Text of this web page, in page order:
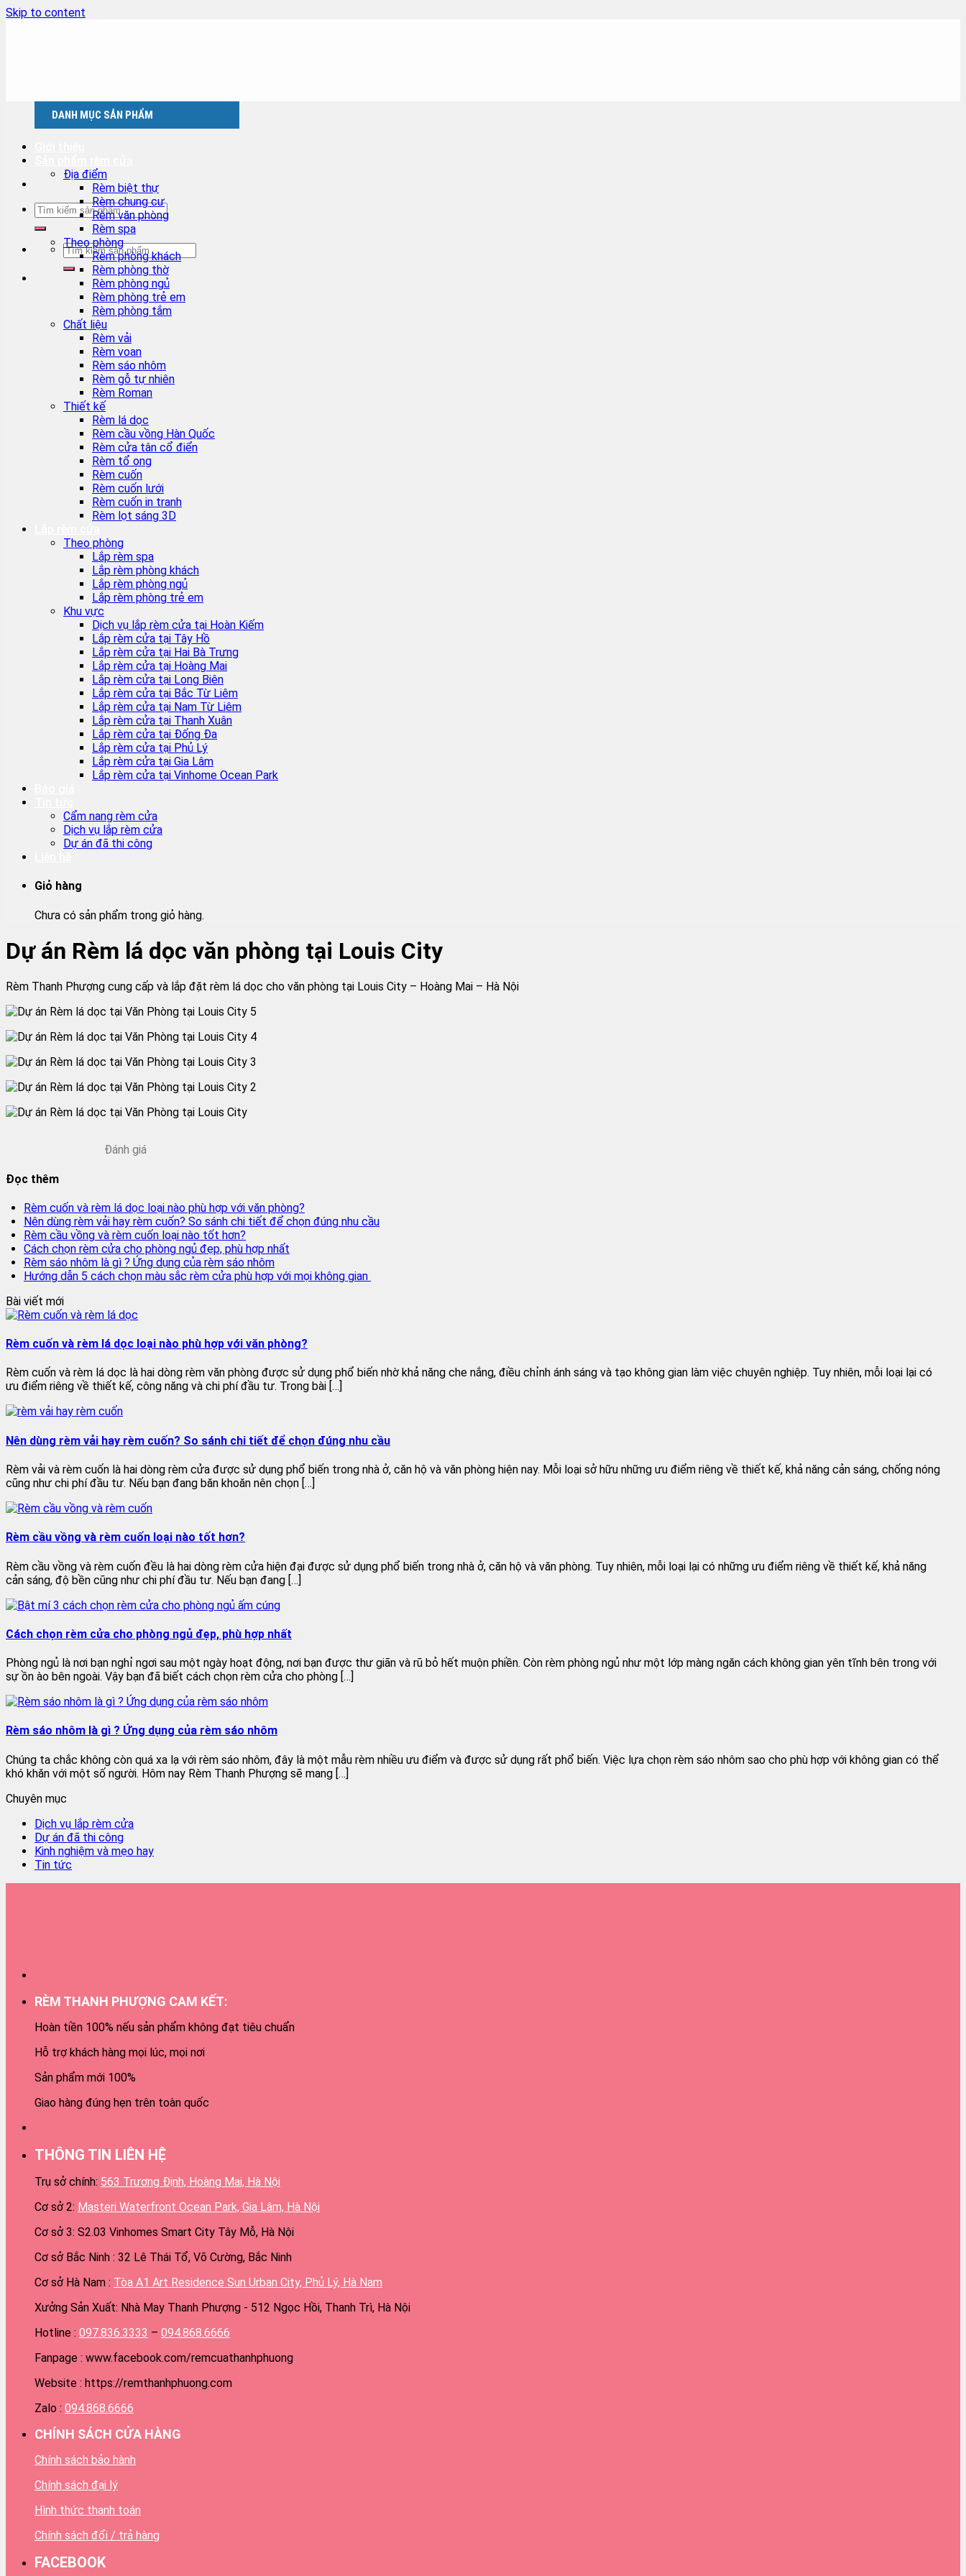
Skip to content
DANH MỤC SẢN PHẨM
Địa điểm
Rèm biệt thự
Rèm chung cư
Rèm văn phòng
Rèm spa
Theo phòng
Rèm phòng khách
Rèm phòng thờ
Rèm phòng ngủ
Rèm phòng trẻ em
Rèm phòng tắm
Chất liệu
Rèm vải
Rèm voan
Rèm sáo nhôm
Rèm gỗ tự nhiên
Rèm Roman
Thiết kế
Rèm lá dọc
Rèm cầu vồng Hàn Quốc
Rèm cửa tân cổ điển
Rèm tổ ong
Rèm cuốn
Rèm cuốn lưới
Rèm cuốn in tranh
Rèm lọt sáng 3D
Theo phòng
Lắp rèm spa
Lắp rèm phòng khách
Lắp rèm phòng ngủ
Lắp rèm phòng trẻ em
Khu vực
Dịch vụ lắp rèm cửa tại Hoàn Kiếm
Lắp rèm cửa tại Tây Hồ
Lắp rèm cửa tại Hai Bà Trưng
Lắp rèm cửa tại Hoàng Mai
Lắp rèm cửa tại Long Biên
Lắp rèm cửa tại Bắc Từ Liêm
Lắp rèm cửa tại Nam Từ Liêm
Lắp rèm cửa tại Thanh Xuân
Lắp rèm cửa tại Đống Đa
Lắp rèm cửa tại Phủ Lý
Lắp rèm cửa tại Gia Lâm
Lắp rèm cửa tại Vinhome Ocean Park
Cẩm nang rèm cửa
Dịch vụ lắp rèm cửa
Dự án đã thi công
Giỏ hàng
Chưa có sản phẩm trong giỏ hàng.
Dự án Rèm lá dọc văn phòng tại Louis City
Rèm Thanh Phượng cung cấp và lắp đặt rèm lá dọc cho văn phòng tại Louis City – Hoàng Mai – Hà Nội
Đánh giá
Đọc thêm
Rèm cuốn và rèm lá dọc loại nào phù hợp với văn phòng?
Nên dùng rèm vải hay rèm cuốn? So sánh chi tiết để chọn đúng nhu cầu
Rèm cầu vồng và rèm cuốn loại nào tốt hơn?
Cách chọn rèm cửa cho phòng ngủ đẹp, phù hợp nhất
Rèm sáo nhôm là gì ? Ứng dụng của rèm sáo nhôm
Hướng dẫn 5 cách chọn màu sắc rèm cửa phù hợp với mọi không gian
Bài viết mới
Rèm cuốn và rèm lá dọc loại nào phù hợp với văn phòng?
Rèm cuốn và rèm lá dọc là hai dòng rèm văn phòng được sử dụng phổ biến nhờ khả năng che nắng, điều chỉnh ánh sáng và tạo không gian làm việc chuyên nghiệp. Tuy nhiên, mỗi loại lại có
ưu điểm riêng về thiết kế, công năng và chi phí đầu tư. Trong bài […]
Nên dùng rèm vải hay rèm cuốn? So sánh chi tiết để chọn đúng nhu cầu
Rèm vải và rèm cuốn là hai dòng rèm cửa được sử dụng phổ biến trong nhà ở, căn hộ và văn phòng hiện nay. Mỗi loại sở hữu những ưu điểm riêng về thiết kế, khả năng cản sáng, chống nóng
cũng như chi phí đầu tư. Nếu bạn đang băn khoăn nên chọn […]
Rèm cầu vồng và rèm cuốn loại nào tốt hơn?
Rèm cầu vồng và rèm cuốn đều là hai dòng rèm cửa hiện đại được sử dụng phổ biến trong nhà ở, căn hộ và văn phòng. Tuy nhiên, mỗi loại lại có những ưu điểm riêng về thiết kế, khả năng
cản sáng, độ bền cũng như chi phí đầu tư. Nếu bạn đang […]
Cách chọn rèm cửa cho phòng ngủ đẹp, phù hợp nhất
Phòng ngủ là nơi bạn nghỉ ngơi sau một ngày hoạt động, nơi bạn được thư giãn và rũ bỏ hết muộn phiền. Còn rèm phòng ngủ như một lớp màng ngăn cách không gian yên tĩnh bên trong với
sự ồn ào bên ngoài. Vậy bạn đã biết cách chọn rèm cửa cho phòng […]
Rèm sáo nhôm là gì ? Ứng dụng của rèm sáo nhôm
Chúng ta chắc không còn quá xa lạ với rèm sáo nhôm, đây là một mẫu rèm nhiều ưu điểm và được sử dụng rất phổ biến. Việc lựa chọn rèm sáo nhôm sao cho phù hợp với không gian có thể
khó khăn với một số người. Hôm nay Rèm Thanh Phượng sẽ mang […]
Chuyên mục
Dịch vụ lắp rèm cửa
Dự án đã thi công
Kinh nghiệm và mẹo hay
Tin tức
RÈM THANH PHƯỢNG CAM KẾT:
Hoàn tiền 100% nếu sản phẩm không đạt tiêu chuẩn
Hỗ trợ khách hàng mọi lúc, mọi nơi
Sản phẩm mới 100%
Giao hàng đúng hẹn trên toàn quốc
THÔNG TIN LIÊN HỆ
Trụ sở chính: 563 Trương Định, Hoàng Mai, Hà Nội
Cơ sở 2: Masteri Waterfront Ocean Park, Gia Lâm, Hà Nội
Cơ sở 3: S2.03 Vinhomes Smart City Tây Mỗ, Hà Nội
Cơ sở Bắc Ninh : 32 Lê Thái Tổ, Võ Cường, Bắc Ninh
Cơ sở Hà Nam : Tòa A1 Art Residence Sun Urban City, Phủ Lý, Hà Nam
Xưởng Sản Xuất: Nhà May Thanh Phượng - 512 Ngọc Hồi, Thanh Trì, Hà Nội
Hotline : 097.836.3333 – 094.868.6666
Fanpage : www.facebook.com/remcuathanhphuong
Website : https://remthanhphuong.com
Zalo : 094.868.6666
CHÍNH SÁCH CỬA HÀNG
Chính sách bảo hành
Chính sách đại lý
Hình thức thanh toán
Chính sách đổi / trả hàng
FACEBOOK